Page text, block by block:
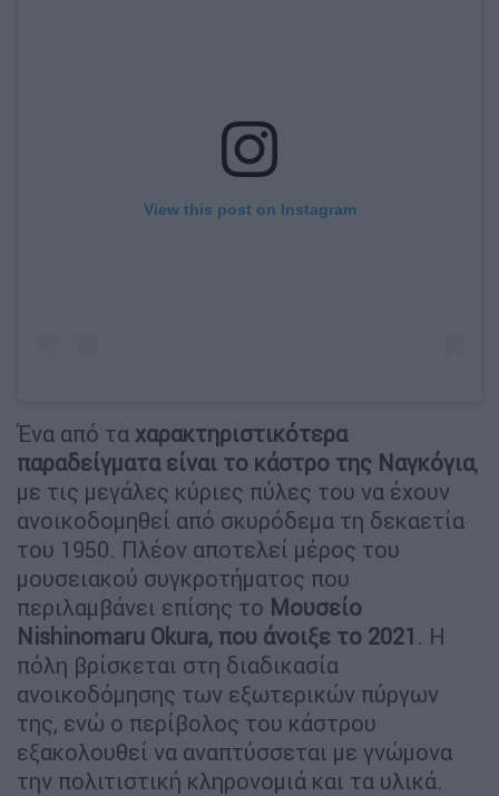
View this post on Instagram
Ένα από τα χαρακτηριστικότερα
παραδείγματα είναι το κάστρο της Ναγκόγια,
με τις μεγάλες κύριες πύλες του να έχουν
ανοικοδομηθεί από σκυρόδεμα τη δεκαετία
του 1950. Πλέον αποτελεί μέρος του
μουσειακού συγκροτήματος που
περιλαμβάνει επίσης το Μουσείο
Nishinomaru Okura, που άνοιξε το 2021 . Η
πόλη βρίσκεται στη διαδικασία
ανοικοδόμησης των εξωτερικών πύργων
της, ενώ ο περίβολος του κάστρου
εξακολουθεί να αναπτύσσεται με γνώμονα
την πολιτιστική κληρονομιά και τα υλικά.